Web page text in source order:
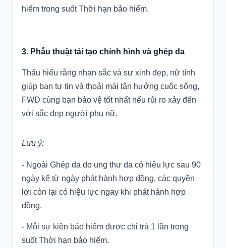
hiểm trong suốt Thời hạn bảo hiểm.
3. Phẫu thuật tái tạo chỉnh hình và ghép da
Thấu hiểu rằng nhan sắc và sự xinh đẹp, nữ tính
giúp bạn tự tin và thoải mái tận hưởng cuộc sống,
FWD cùng bạn bảo vệ tốt nhất nếu rủi ro xảy đến
với sắc đẹp người phụ nữ.
Lưu ý:
- Ngoài Ghép da do ung thư da có hiệu lực sau 90
ngày kể từ ngày phát hành hợp đồng, các quyền
lợi còn lại có hiệu lực ngay khi phát hành hợp
đồng.
- Mỗi sự kiện bảo hiểm được chi trả 1 lần trong
suốt Thời hạn bảo hiểm.